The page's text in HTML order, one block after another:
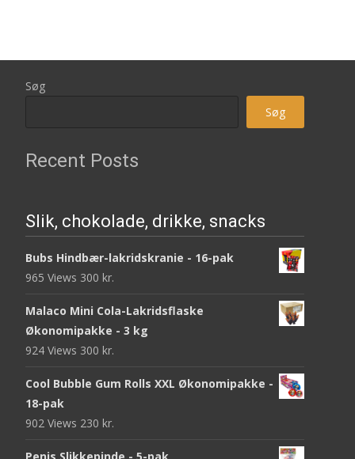
Søg
Søg
Recent Posts
Slik, chokolade, drikke, snacks
Bubs Hindbær-lakridskranie - 16-pak
965 Views 300 kr.
Malaco Mini Cola-Lakridsflaske
Økonomipakke - 3 kg
924 Views 300 kr.
Cool Bubble Gum Rolls XXL Økonomipakke -
18-pak
902 Views 230 kr.
Penis Slikkepinde - 5-pak